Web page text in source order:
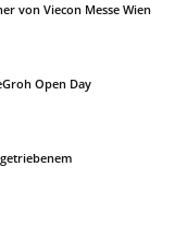
von Viecon Messe Wien
Open Day